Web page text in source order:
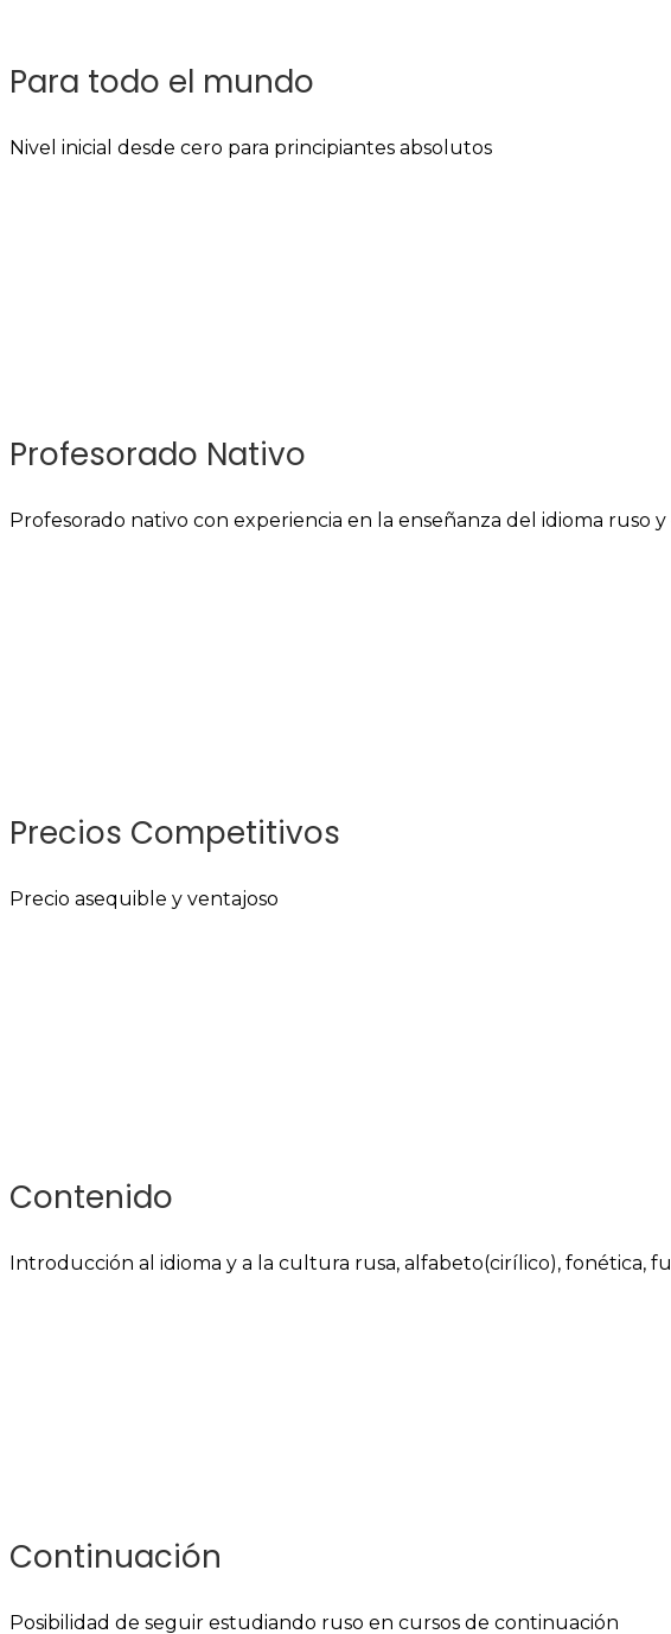
Para todo el mundo
Nivel inicial desde cero para principiantes absolutos
Profesorado Nativo
Profesorado nativo con experiencia en la enseñanza del idioma ruso
Precios Competitivos
Precio asequible y ventajoso
Contenido
Introducción al idioma y a la cultura rusa, alfabeto(cirílico), fonética,
Continuación
Posibilidad de seguir estudiando ruso en cursos de continuación